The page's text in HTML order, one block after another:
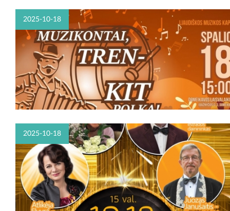
2025-10-18
2025-10-18